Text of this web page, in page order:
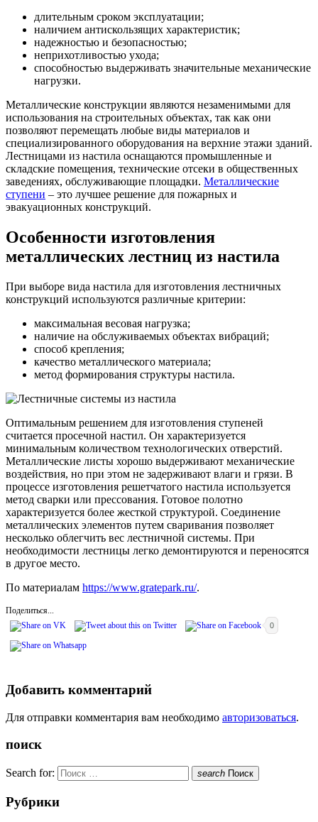
длительным сроком эксплуатации;
наличием антискользящих характеристик;
надежностью и безопасностью;
неприхотливостью ухода;
способностью выдерживать значительные механические
нагрузки.
Металлические конструкции являются незаменимыми для
использования на строительных объектах, так как они
позволяют перемещать любые виды материалов и
специализированного оборудования на верхние этажи зданий.
Лестницами из настила оснащаются промышленные и
складские помещения, технические отсеки в общественных
заведениях, обслуживающие площадки. Металлические
ступени – это лучшее решение для пожарных и
эвакуационных конструкций.
Особенности изготовления
металлических лестниц из настила
При выборе вида настила для изготовления лестничных
конструкций используются различные критерии:
максимальная весовая нагрузка;
наличие на обслуживаемых объектах вибраций;
способ крепления;
качество металлического материала;
метод формирования структуры настила.
Оптимальным решением для изготовления ступеней
считается просечной настил. Он характеризуется
минимальным количеством технологических отверстий.
Металлические листы хорошо выдерживают механические
воздействия, но при этом не задерживают влаги и грязи. В
процессе изготовления решетчатого настила используется
метод сварки или прессования. Готовое полотно
характеризуется более жесткой структурой. Соединение
металлических элементов путем сваривания позволяет
несколько облегчить вес лестничной системы. При
необходимости лестницы легко демонтируются и переносятся
в другое место.
По материалам https://www.gratepark.ru/.
Поделиться...
0
Добавить комментарий
Для отправки комментария вам необходимо авторизоваться.
поиск
Search for: search Поиск
Рубрики